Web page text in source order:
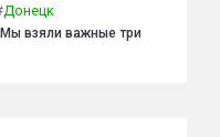
Донецк
взяли важные три